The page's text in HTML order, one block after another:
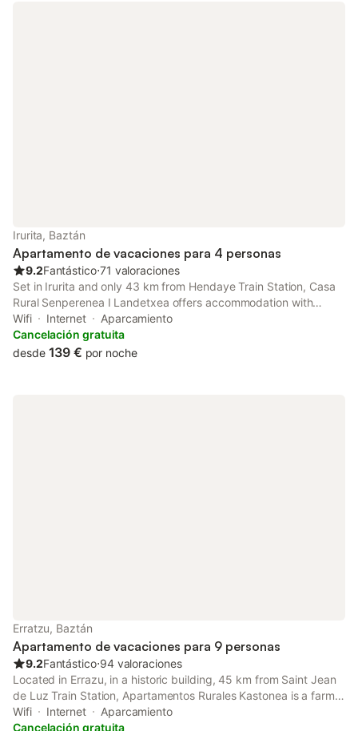
Irurita, Baztán
Apartamento de vacaciones para 4 personas
9.2Fantástico⋅71 valoraciones
Set in Irurita and only 43 km from Hendaye Train Station, Casa
Rural Senperenea I Landetxea offers accommodation with
mountain views, free WiFi and free private parking.
Wifi Internet
Aparcamiento
Cancelación gratuita
desde 139 € por noche
Erratzu, Baztán
Apartamento de vacaciones para 9 personas
9.2Fantástico⋅94 valoraciones
Located in Errazu, in a historic building, 45 km from Saint Jean
de Luz Train Station, Apartamentos Rurales Kastonea is a farm
stay with a garden and bar. This 2-star farm stay offers a 24-
hour front desk and a concierge service.
Wifi Internet
Aparcamiento
Cancelación gratuita